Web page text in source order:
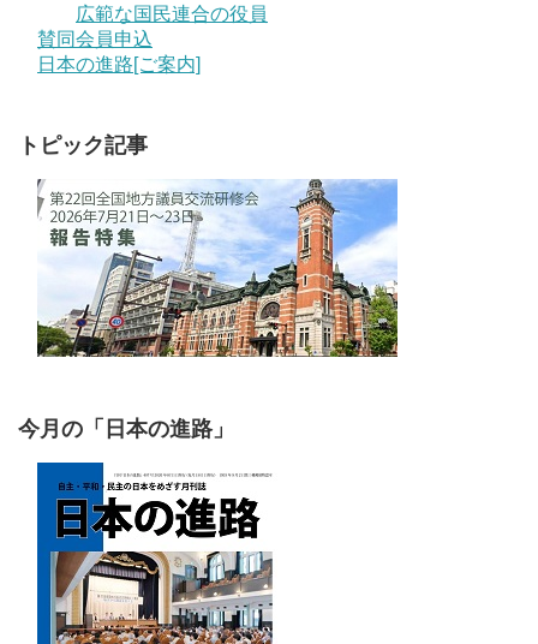
広範な国民連合の役員
賛同会員申込
日本の進路[ご案内]
トピック記事
今月の「日本の進路」